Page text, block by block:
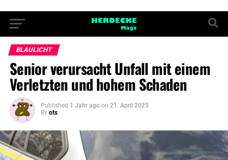
BLAULICHT
Senior verursacht Unfall mit einem
Verletzten und hohem Schaden
Published 1 Jahr ago on 21. April 2025
By ots